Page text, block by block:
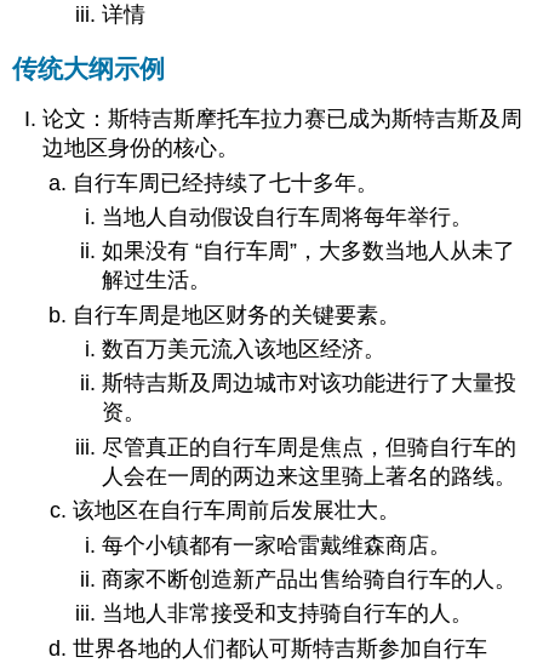
详情
传统大纲示例
论文：斯特吉斯摩托车拉力赛已成为斯特吉斯及周
边地区身份的核心。
自行车周已经持续了七十多年。
当地人自动假设自行车周将每年举行。
如果没有 “自行车周”，大多数当地人从未了
解过生活。
自行车周是地区财务的关键要素。
数百万美元流入该地区经济。
斯特吉斯及周边城市对该功能进行了大量投
资。
尽管真正的自行车周是焦点，但骑自行车的
人会在一周的两边来这里骑上著名的路线。
该地区在自行车周前后发展壮大。
每个小镇都有一家哈雷戴维森商店。
商家不断创造新产品出售给骑自行车的人。
当地人非常接受和支持骑自行车的人。
世界各地的人们都认可斯特吉斯参加自行车